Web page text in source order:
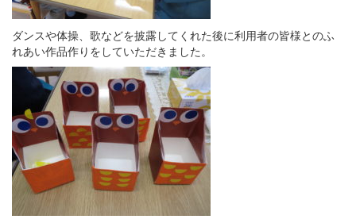
ダンスや体操、歌などを披露してくれた後に利用者の皆様とのふ
れあい作品作りをしていただきました。